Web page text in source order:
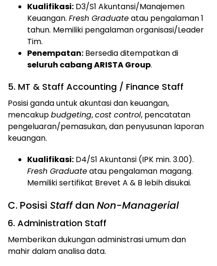
Kualifikasi: D3/S1 Akuntansi/Manajemen
Keuangan. Fresh Graduateatau pengalaman 1
tahun. Memiliki pengalaman organisasi/Leader
Tim.
Penempatan: Bersedia ditempatkan di
seluruh cabang ARISTA Group.
5. MT & Staff Accounting / Finance Staff
Posisi ganda untuk akuntasi dan keuangan,
mencakupbudgeting,cost control, pencatatan
pengeluaran/pemasukan, dan penyusunan laporan
keuangan.
Kualifikasi: D4/S1 Akuntansi (IPK min. 3.00).
Fresh Graduateatau pengalaman magang.
Memiliki sertifikat Brevet A & B lebih disukai.
C. Posisi Staffdan Non-Managerial
6. Administration Staff
Memberikan dukungan administrasi umum dan
mahir dalam analisa data.